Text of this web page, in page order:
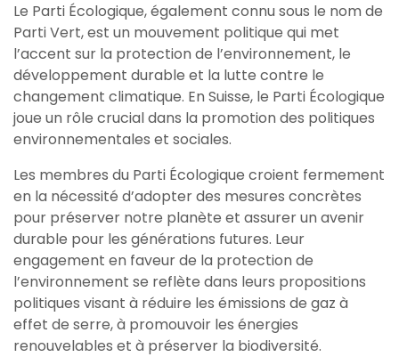
Le Parti Écologique, également connu sous le nom de
Parti Vert, est un mouvement politique qui met
l’accent sur la protection de l’environnement, le
développement durable et la lutte contre le
changement climatique. En Suisse, le Parti Écologique
joue un rôle crucial dans la promotion des politiques
environnementales et sociales.
Les membres du Parti Écologique croient fermement
en la nécessité d’adopter des mesures concrètes
pour préserver notre planète et assurer un avenir
durable pour les générations futures. Leur
engagement en faveur de la protection de
l’environnement se reflète dans leurs propositions
politiques visant à réduire les émissions de gaz à
effet de serre, à promouvoir les énergies
renouvelables et à préserver la biodiversité.